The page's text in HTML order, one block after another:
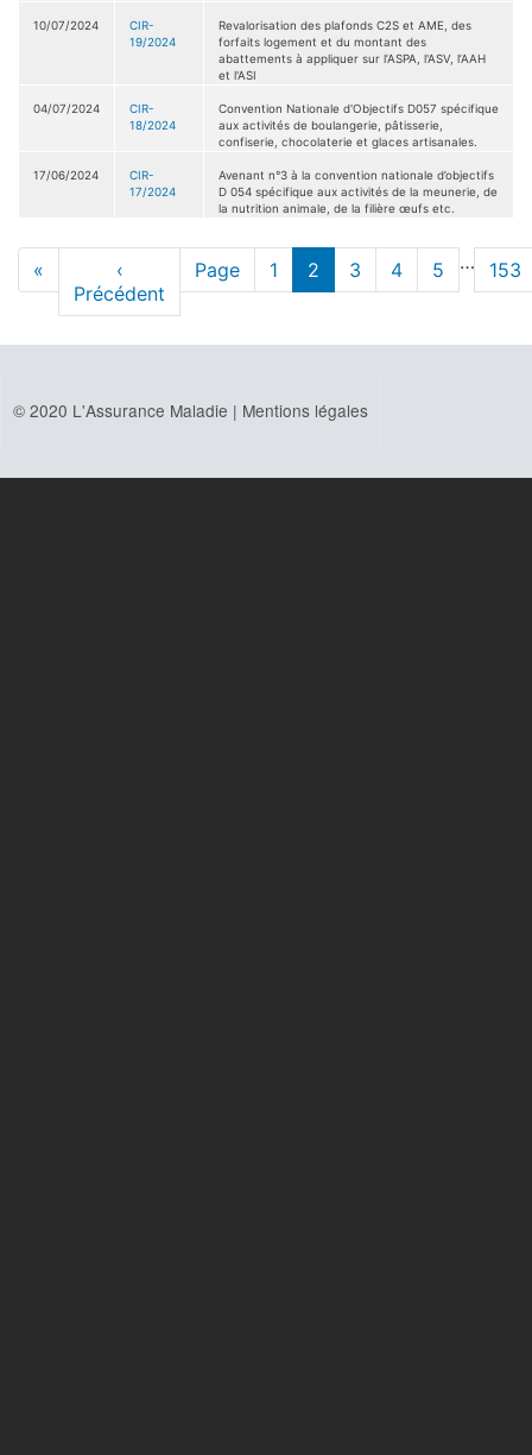
10/07/2024
CIR-
19/2024
Revalorisation des plafonds C2S et AME, des
forfaits logement et du montant des
abattements à appliquer sur l’ASPA, l'ASV, l’AAH
et l'ASI
04/07/2024
CIR-
18/2024
Convention Nationale d'Objectifs D057 spécifique
aux activités de boulangerie, pâtisserie,
confiserie, chocolaterie et glaces artisanales.
17/06/2024
CIR-
17/2024
Avenant n°3 à la convention nationale d’objectifs
D 054 spécifique aux activités de la meunerie, de
la nutrition animale, de la filière œufs etc.
Pagination
Première
page
«
Page
précédente
‹
Précédent
Page Page
1
page
actuelle
2 Page
3 Page
4 Page
5 … 153
© 2020 L'Assurance Maladie | Mentions légales